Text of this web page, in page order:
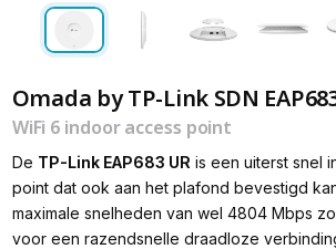
Omada by TP-Link SDN
WiFi 6 indoor access point
De TP-Link EAP683 UR is een uiterst snel
point dat ook aan het plafond bevestigd
maximale snelheden van wel 4804 Mbps
voor een razendsnelle draadloze